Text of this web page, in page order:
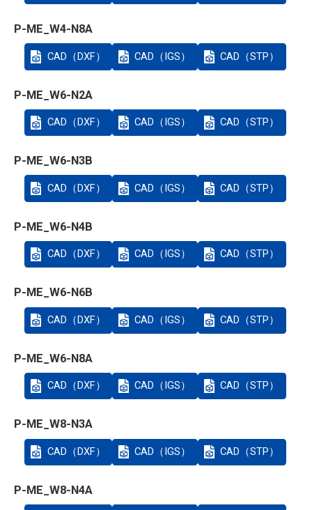
P-ME_W4-N8A
CAD（DXF） CAD（IGS） CAD（STP）
P-ME_W6-N2A
CAD（DXF） CAD（IGS） CAD（STP）
P-ME_W6-N3B
CAD（DXF） CAD（IGS） CAD（STP）
P-ME_W6-N4B
CAD（DXF） CAD（IGS） CAD（STP）
P-ME_W6-N6B
CAD（DXF） CAD（IGS） CAD（STP）
P-ME_W6-N8A
CAD（DXF） CAD（IGS） CAD（STP）
P-ME_W8-N3A
CAD（DXF） CAD（IGS） CAD（STP）
P-ME_W8-N4A